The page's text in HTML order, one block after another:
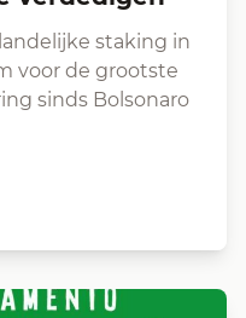
staking in
voor de grootste
sinds Bolsonaro